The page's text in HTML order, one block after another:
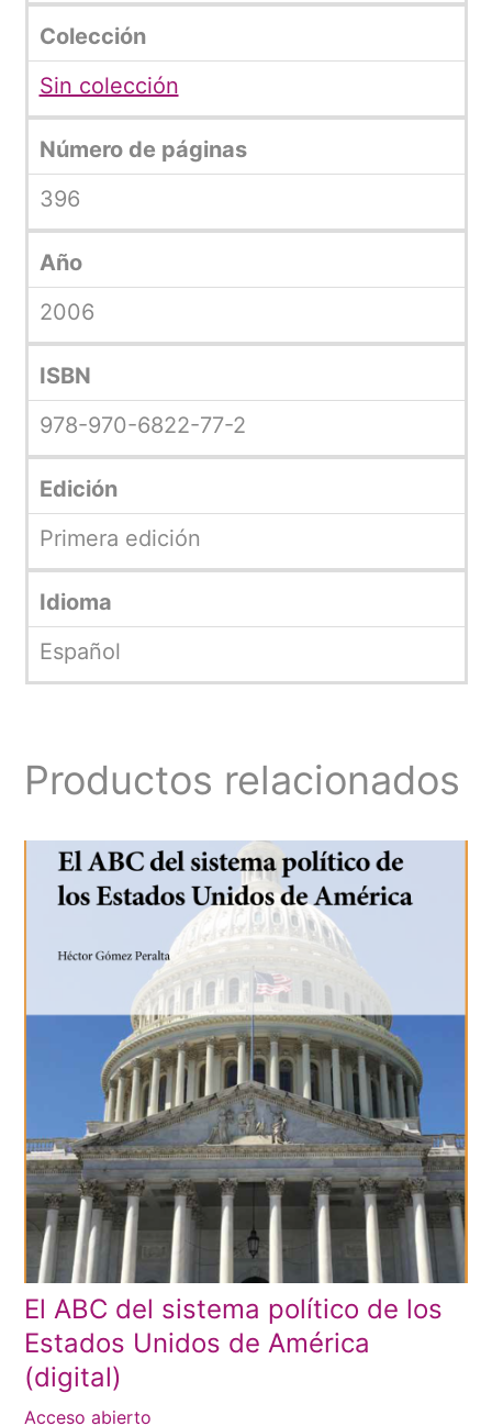
Colección
Sin colección
Número de páginas
396
Año
2006
ISBN
978-970-6822-77-2
Edición
Primera edición
Idioma
Español
Productos relacionados
El ABC del sistema político de los
Estados Unidos de América
(digital)
Acceso abierto